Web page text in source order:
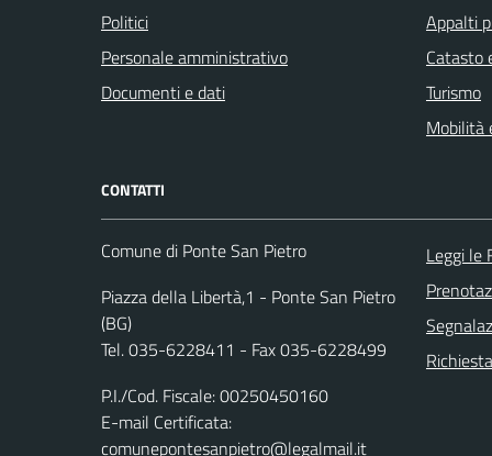
Politici
Personale amministrativo
Documenti e dati
Appalti
Catasto
Turismo
Mobilità
CONTATTI
Comune di Ponte San Pietro
Piazza della Libertà,1 - Ponte San Pietro
(BG)
Tel. 035-6228411 - Fax 035-6228499
P.I./Cod. Fiscale: 00250450160
E-mail Certificata:
comunepontesanpietro@legalmail.it
Leggi le